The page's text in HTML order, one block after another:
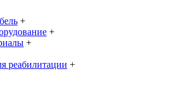
+
+
+
реабилитации +